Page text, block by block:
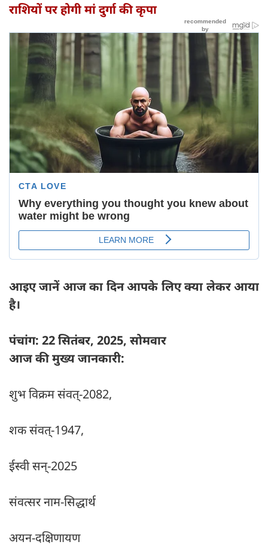
राशियों पर होगी मां दुर्गा की कृपा
आइए जानें आज का दिन आपके लिए क्या लेकर आया
है।
पंचांग: 22 सितंबर, 2025, सोमवार
आज की मुख्य जानकारी:
शुभ विक्रम संवत्-2082,
शक संवत्-1947,
ईस्वी सन्-2025
संवत्सर नाम-सिद्धार्थ
अयन-दक्षिणायण